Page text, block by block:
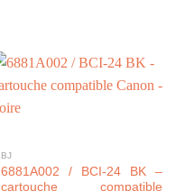
BJ
6881A002 / BCI-24 BK –
cartouche compatible